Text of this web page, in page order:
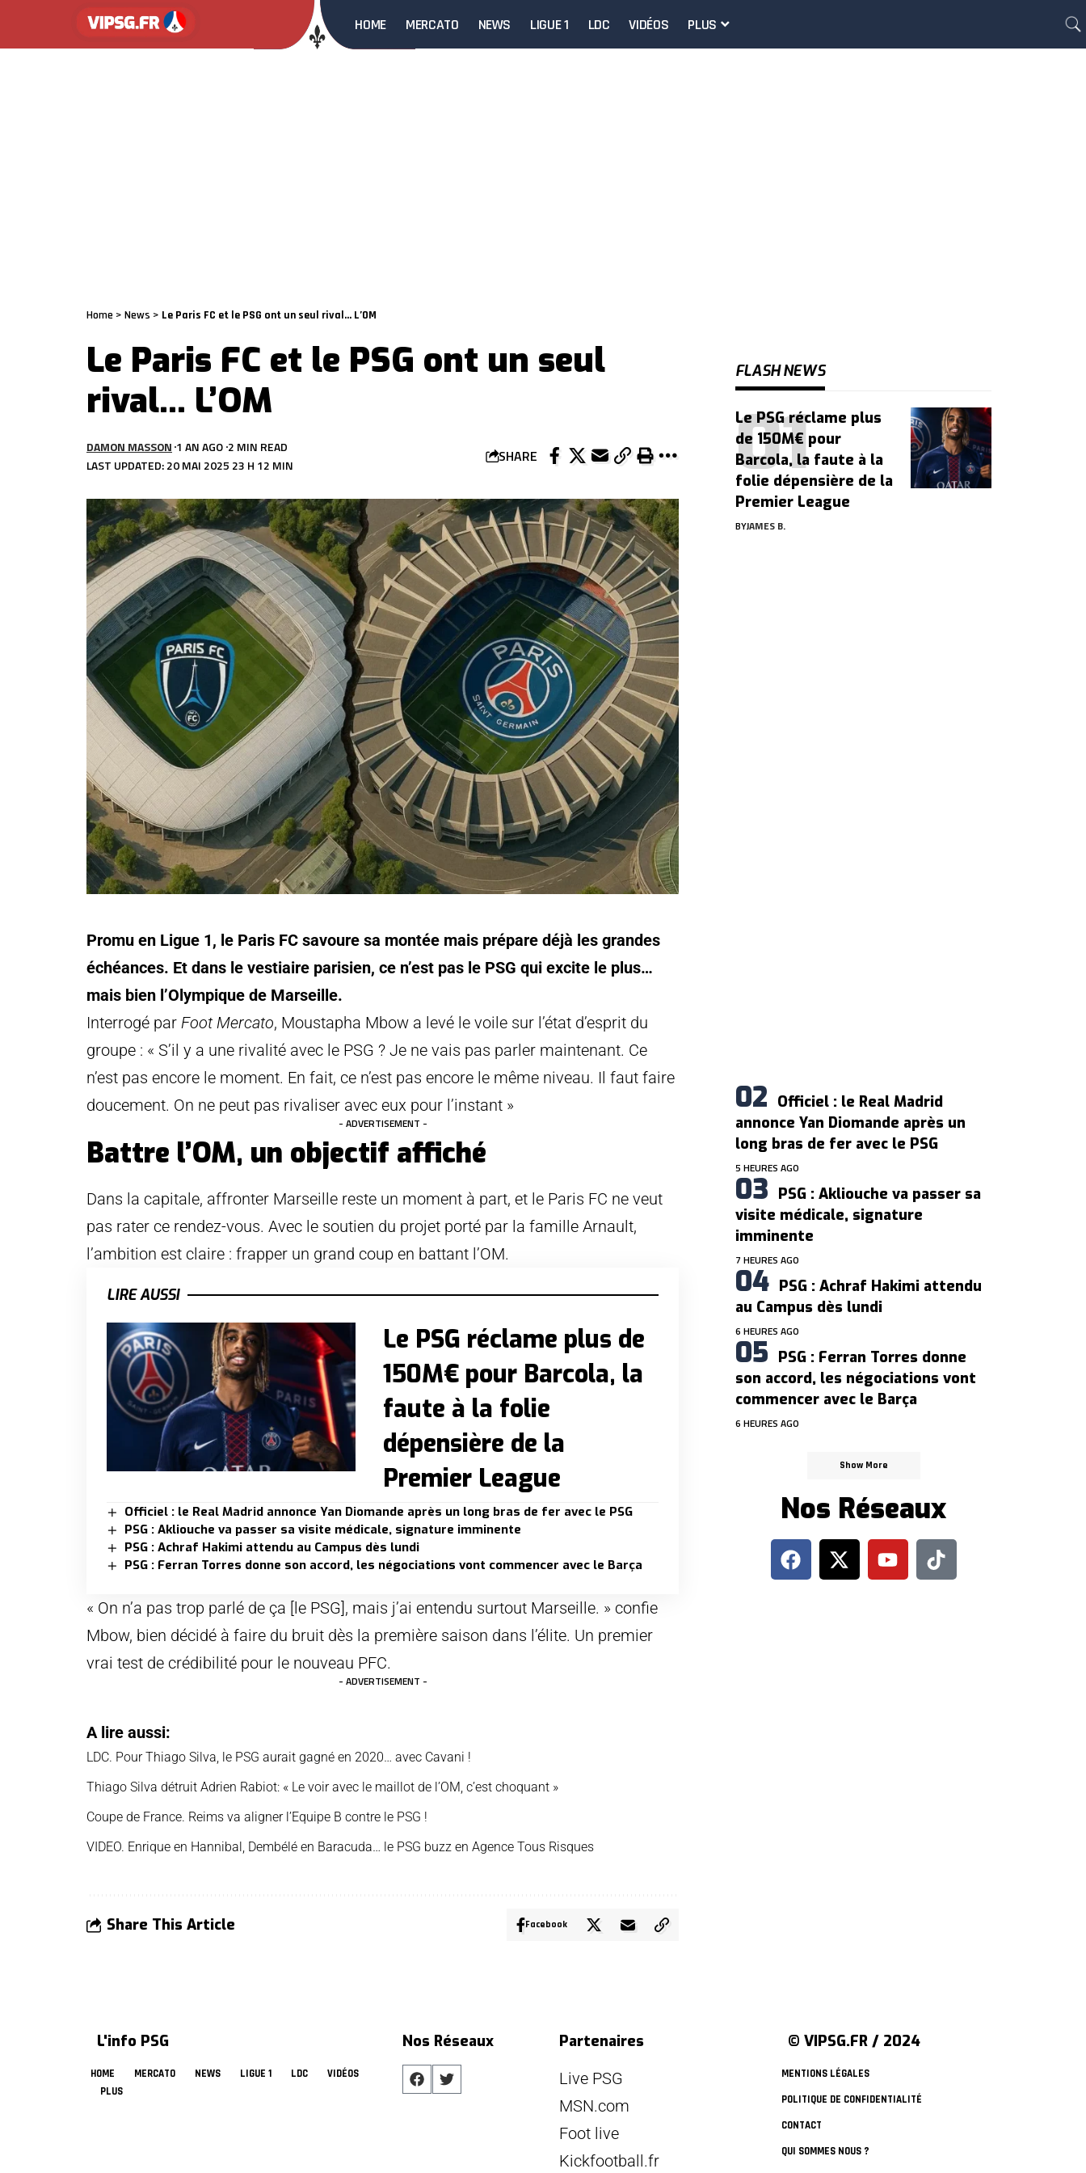
HOME MERCATO NEWS LIGUE 1 LDC VIDÉOS PLUS
Home > News > Le Paris FC et le PSG ont un seul rival… L’OM
Le Paris FC et le PSG ont un seul
rival… L’OM
LAST UPDATED: 20 MAI 2025 23 H 12 MIN
DAMON MASSON 1 AN AGO 2 MIN READ SHARE
Promu en Ligue 1, le Paris FC savoure sa montée mais prépare déjà les grandes
échéances. Et dans le vestiaire parisien, ce n’est pas le PSG qui excite le plus…
mais bien l’Olympique de Marseille.
Interrogé par Foot Mercato, Moustapha Mbow a levé le voile sur l’état d’esprit du
groupe : « S’il y a une rivalité avec le PSG ? Je ne vais pas parler maintenant. Ce
n’est pas encore le moment. En fait, ce n’est pas encore le même niveau. Il faut faire
doucement. On ne peut pas rivaliser avec eux pour l’instant »
- ADVERTISEMENT -
Battre l’OM, un objectif affiché
Dans la capitale, affronter Marseille reste un moment à part, et le Paris FC ne veut
pas rater ce rendez-vous. Avec le soutien du projet porté par la famille Arnault,
l’ambition est claire : frapper un grand coup en battant l’OM.
LIRE AUSSI
Le PSG réclame plus de
150M€ pour Barcola, la
faute à la folie
dépensière de la
Premier League
Officiel : le Real Madrid annonce Yan Diomande après un long bras de fer avec le PSG
PSG : Akliouche va passer sa visite médicale, signature imminente
PSG : Achraf Hakimi attendu au Campus dès lundi
PSG : Ferran Torres donne son accord, les négociations vont commencer avec le Barça
« On n’a pas trop parlé de ça [le PSG], mais j’ai entendu surtout Marseille. » confie
Mbow, bien décidé à faire du bruit dès la première saison dans l’élite. Un premier
vrai test de crédibilité pour le nouveau PFC.
- ADVERTISEMENT -
A lire aussi:
LDC. Pour Thiago Silva, le PSG aurait gagné en 2020… avec Cavani !
Thiago Silva détruit Adrien Rabiot: « Le voir avec le maillot de l’OM, c’est choquant »
Coupe de France. Reims va aligner l’Equipe B contre le PSG !
VIDEO. Enrique en Hannibal, Dembélé en Baracuda… le PSG buzz en Agence Tous Risques
Share This Article Facebook
FLASH NEWS
Le PSG réclame plus
de 150M€ pour
Barcola, la faute à la
folie dépensière de la
Premier League
BYJAMES B.
Officiel : le Real Madrid
annonce Yan Diomande après un
long bras de fer avec le PSG
5 HEURES AGO
PSG : Akliouche va passer sa
visite médicale, signature
imminente
7 HEURES AGO
PSG : Achraf Hakimi attendu
au Campus dès lundi
6 HEURES AGO
PSG : Ferran Torres donne
son accord, les négociations vont
commencer avec le Barça
6 HEURES AGO
Show More
Nos Réseaux
L'info PSG
HOME MERCATO NEWS LIGUE 1 LDC
VIDÉOS
PLUS
Nos Réseaux
Partenaires
Live PSG
MSN.com
Foot live
Kickfootball.fr
© VIPSG.FR / 2024
MENTIONS LÉGALES
POLITIQUE DE CONFIDENTIALITÉ
CONTACT
QUI SOMMES NOUS ?